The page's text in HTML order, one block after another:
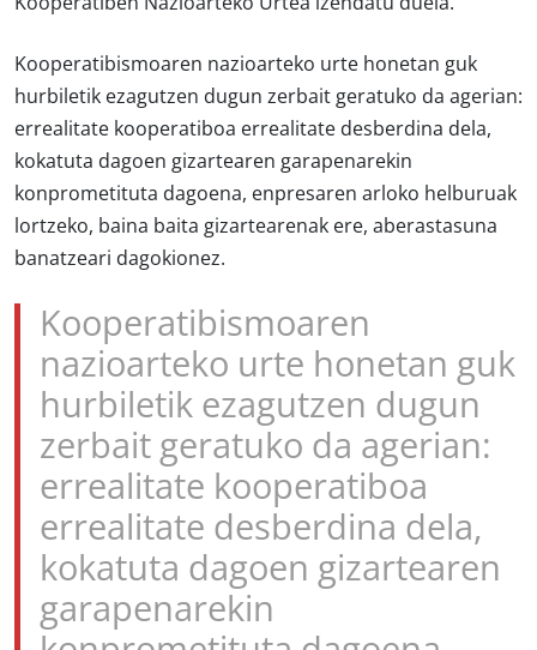
Kooperatibismoaren nazioarteko urte honetan guk
hurbiletik ezagutzen dugun zerbait geratuko da agerian:
errealitate kooperatiboa errealitate desberdina dela,
kokatuta dagoen gizartearen garapenarekin
konprometituta dagoena, enpresaren arloko helburuak
lortzeko, baina baita gizartearenak ere, aberastasuna
banatzeari dagokionez.
Kooperatibismoaren
nazioarteko urte honetan guk
hurbiletik ezagutzen dugun
zerbait geratuko da agerian:
errealitate kooperatiboa
errealitate desberdina dela,
kokatuta dagoen gizartearen
garapenarekin